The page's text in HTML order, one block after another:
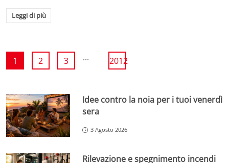
Leggi di più
1 2 3 ... 2012
Idee contro la noia per i tuoi venerdì
sera
3 Agosto 2026
Rilevazione e spegnimento incendi